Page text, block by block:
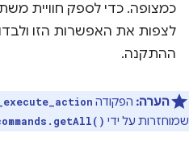
כמצופה. כדי לספק חוויית
לצפות את האפשרות הזו
ההתקנה.
הערה: הפקודה _execute_action
שמוחזרות על ידי